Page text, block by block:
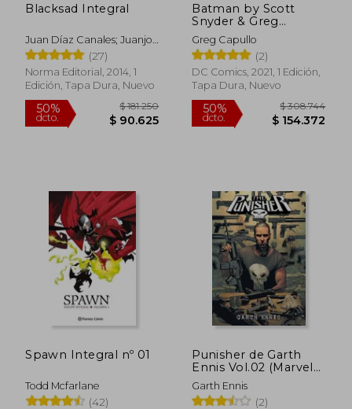
Blacksad Integral
Juan Díaz Canales; Juanjo
Guarnido
(27)
Norma Editorial, 2014, 1
Edición, Tapa Dura, Nuevo
Batman by Scott
Snyder & Greg
Capullo Omnibus Vol.
2 (Batman Omnibus)
(en Inglés)
Greg Capullo
(2)
DC Comics, 2021, 1 Edición,
Tapa Dura, Nuevo
Spawn Integral nº 01
Todd Mcfarlane
(42)
Punisher de Garth
Ennis Vol.02 (Marvel
Omnibus)
Garth Ennis
(2)